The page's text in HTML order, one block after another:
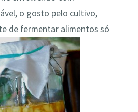
o gosto pelo cultivo,
de fermentar alimentos só